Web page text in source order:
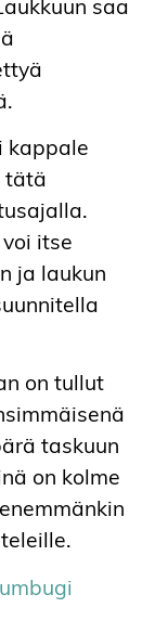
saa
kappale
tätä
itse
ja laukun
on tullut
taskuun
on kolme